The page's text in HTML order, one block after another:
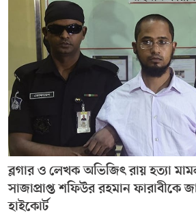
ব্লগার ও লেখক অভিজিৎ রায় হত্যা
সাজাপ্রাপ্ত শফিউর রহমান ফারাবীকে
হাইকোর্ট
সম্পাদকীয় কলাম
ABOUT US
DIAL SYLHET